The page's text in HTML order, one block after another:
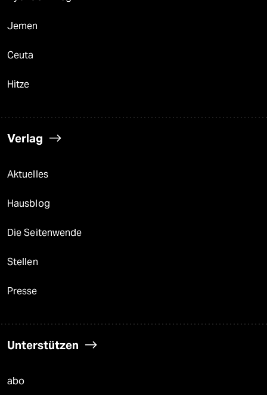
Jemen
Ceuta
Hitze
Verlag
Aktuelles
Hausblog
Die Seitenwende
Stellen
Presse
Unterstützen
abo